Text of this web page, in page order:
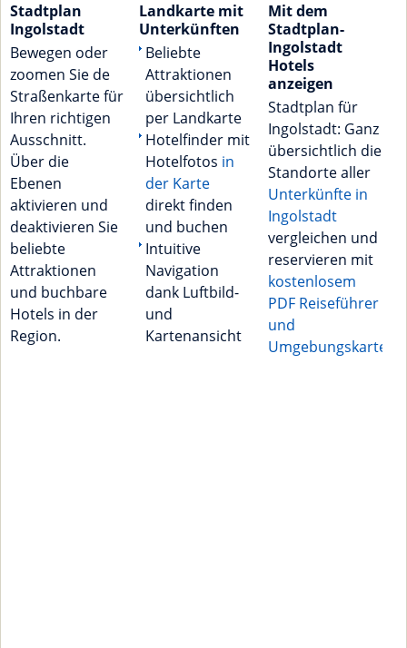
Stadtplan
Ingolstadt
Bewegen oder
zoomen Sie de
Straßenkarte für
Ihren richtigen
Ausschnitt.
Über die
Ebenen
aktivieren und
deaktivieren Sie
beliebte
Attraktionen
und buchbare
Hotels in der
Region.
Landkarte mit
Unterkünften
Beliebte
Attraktionen
übersichtlich
per Landkarte
Hotelfinder mit
Hotelfotos in
der Karte
direkt finden
und buchen
Intuitive
Navigation
dank Luftbild-
und
Kartenansicht
Mit dem
Stadtplan-
Ingolstadt
Hotels
anzeigen
Stadtplan für
Ingolstadt: Ganz
übersichtlich die
Standorte aller
Unterkünfte in
Ingolstadt
vergleichen und
reservieren mit
kostenlosem
PDF Reiseführer
und
Umgebungskarte